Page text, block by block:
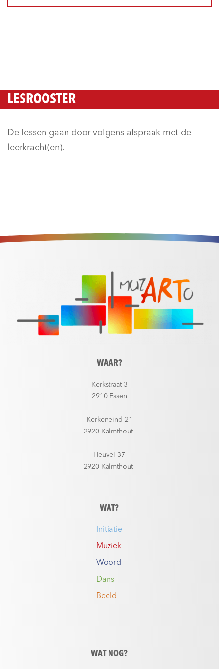
LESROOSTER
De lessen gaan door volgens afspraak met de
leerkracht(en).
WAAR?
Kerkstraat 3
2910 Essen
Kerkeneind 21
2920 Kalmthout
Heuvel 37
2920 Kalmthout
WAT?
Initiatie
Muziek
Woord
Dans
Beeld
WAT NOG?